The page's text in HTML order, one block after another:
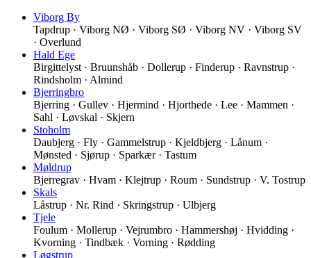
Viborg By
Tapdrup · Viborg NØ · Viborg SØ · Viborg NV · Viborg SV
· Overlund
Hald Ege
Birgittelyst · Bruunshåb · Dollerup · Finderup · Ravnstrup ·
Rindsholm · Almind
Bjerringbro
Bjerring · Gullev · Hjermind · Hjorthede · Lee · Mammen ·
Sahl · Løvskal · Skjern
Stoholm
Daubjerg · Fly · Gammelstrup · Kjeldbjerg · Lånum ·
Mønsted · Sjørup · Sparkær · Tastum
Møldrup
Bjerregrav · Hvam · Klejtrup · Roum · Sundstrup · V. Tostrup
Skals
Låstrup · Nr. Rind · Skringstrup · Ulbjerg
Tjele
Foulum · Mollerup · Vejrumbro · Hammershøj · Hvidding ·
Kvorning · Tindbæk · Vorning · Rødding
Løgstrup